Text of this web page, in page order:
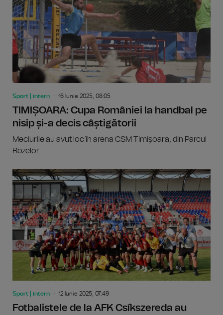
Sport | intern 16 Iunie 2025, 08:05
TIMIȘOARA: Cupa României la handbal pe
nisip și-a decis câștigătorii
Meciurile au avut loc în arena CSM Timișoara, din Parcul
Rozelor.
Sport | intern 12 Iunie 2025, 07:49
Fotbalistele de la AFK Csíkszereda au